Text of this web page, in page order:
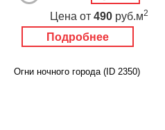
Подробнее
Цена от 490 руб.м2
Огни ночного города (ID 2350)